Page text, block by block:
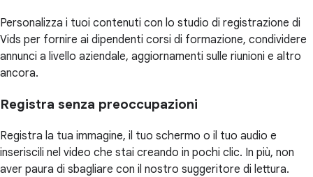
Personalizza i tuoi contenuti con lo studio di registrazione di
Vids per fornire ai dipendenti corsi di formazione, condividere
annunci a livello aziendale, aggiornamenti sulle riunioni e altro
ancora.
Registra senza preoccupazioni
Registra la tua immagine, il tuo schermo o il tuo audio e
inseriscili nel video che stai creando in pochi clic. In più, non
aver paura di sbagliare con il nostro suggeritore di lettura.